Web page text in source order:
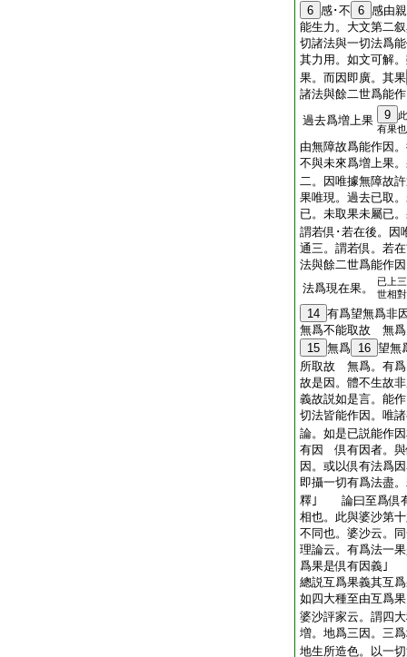
6 感･不 6 感由
能生力。大文第二
切諸法與一切法爲
其力用。如文可解
果。而因即廣。其果
諸法與餘二世爲能
過去爲増上果
9
有果也
由無障故爲能作因
不與未來爲増上果
二。因唯據無障故
果唯現。過去已取
已。未取果未屬已
謂若倶･若在後。因
通三。謂若倶。若
法與餘二世爲能作
法爲現在果。
已上三
世相對
14 有爲望無爲非
無爲不能取故 無
15 無爲 16 望無
所取故 無爲。有
故是因。體不生故
義故説如是言。能
切法皆能作因。唯
論。如是已説能作
有因 倶有因者。與
因。或以倶有法爲
即攝一切有爲法盡
釋｣ 論曰至爲倶
相也。此與婆沙第
不同也。婆沙云。
理論云。有爲法一
爲果是倶有因義｣
總説互爲果義其
如四大種至由互爲
婆沙評家云。謂四
増。地爲三因。三
地生所造色。以一